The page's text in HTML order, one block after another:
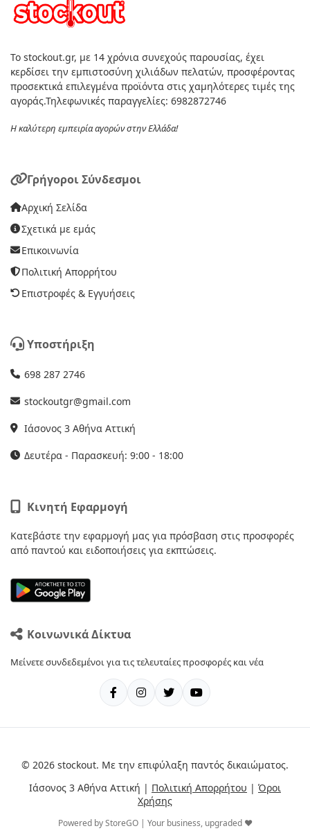
Το stockout.gr, με 14 χρόνια συνεχούς παρουσίας, έχει
κερδίσει την εμπιστοσύνη χιλιάδων πελατών, προσφέροντας
προσεκτικά επιλεγμένα προϊόντα στις χαμηλότερες τιμές της
αγοράς.Τηλεφωνικές παραγγελίες: 6982872746
Η καλύτερη εμπειρία αγορών στην Ελλάδα!
Γρήγοροι Σύνδεσμοι
Αρχική Σελίδα
Σχετικά με εμάς
Επικοινωνία
Πολιτική Απορρήτου
Επιστροφές & Εγγυήσεις
Υποστήριξη
698 287 2746
stockoutgr@gmail.com
Ιάσονος 3 Αθήνα Αττική
Δευτέρα - Παρασκευή: 9:00 - 18:00
Κινητή Εφαρμογή
Κατεβάστε την εφαρμογή μας για πρόσβαση στις προσφορές
από παντού και ειδοποιήσεις για εκπτώσεις.
Κοινωνικά Δίκτυα
Μείνετε συνδεδεμένοι για τις τελευταίες προσφορές και νέα
© 2026 stockout. Με την επιφύλαξη παντός δικαιώματος.
Ιάσονος 3 Αθήνα Αττική | Πολιτική Απορρήτου | Όροι
Χρήσης
Powered by StoreGO | Your business, upgraded ❤️